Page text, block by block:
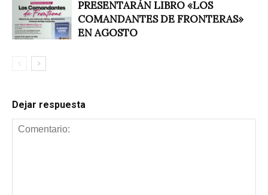
PRESENTARÁN LIBRO «LOS
COMANDANTES DE FRONTERAS»
EN AGOSTO
Dejar respuesta